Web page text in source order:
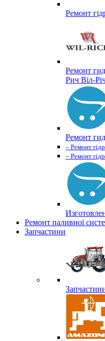
Ремонт
Ремонт
Рич Віл-
Ремонт
– Ремонт
– Ремонт
Ремонт паливної
Запчастини